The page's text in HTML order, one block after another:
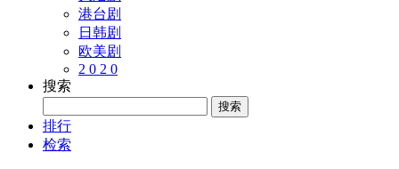
港台剧
日韩剧
欧美剧
2 0 2 0
搜索
排行
检索